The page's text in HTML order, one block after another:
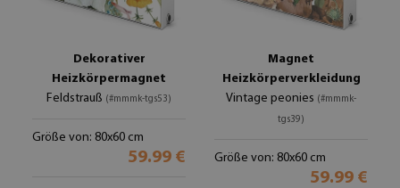
Dekorativer
Heizkörpermagnet
Feldstrauß (#mmmk-tgs53)
Größe von: 80x60 cm
59.99 €
Magnet
Heizkörperverkleidung
Vintage peonies (#mmmk-
tgs39)
Größe von: 80x60 cm
59.99 €